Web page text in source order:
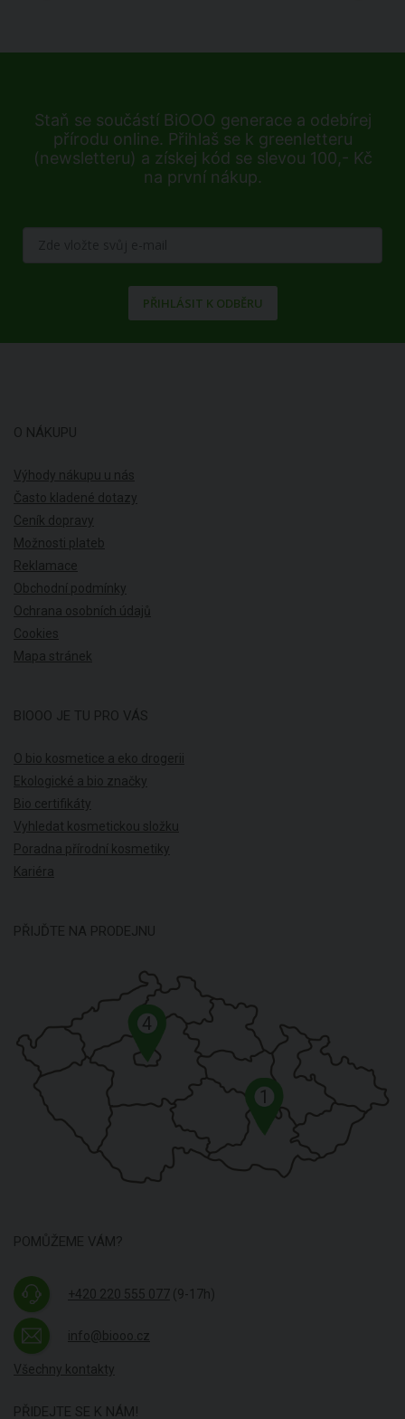
Staň se součástí BiOOO generace a odebírej
přírodu online. Přihlaš se k greenletteru
(newsletteru) a získej kód se slevou 100,- Kč
na první nákup.
PŘIHLÁSIT K ODBĚRU
O NÁKUPU
Výhody nákupu u nás
Často kladené dotazy
Ceník dopravy
Možnosti plateb
Reklamace
Obchodní podmínky
Ochrana osobních údajů
Cookies
Mapa stránek
BIOOO JE TU PRO VÁS
O bio kosmetice a eko drogerii
Ekologické a bio značky
Bio certifikáty
Vyhledat kosmetickou složku
Poradna přírodní kosmetiky
Kariéra
PŘIJĎTE NA PRODEJNU
1
4
POMŮŽEME VÁM?
+420 220 555 077 (9-17h)
info@biooo.cz
Všechny kontakty
PŘIDEJTE SE K NÁM!